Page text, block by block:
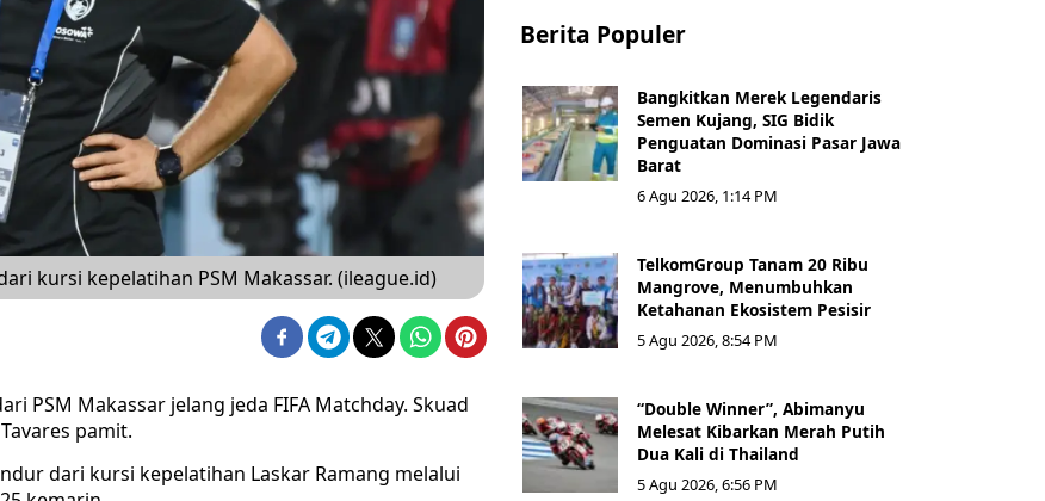
kursi kepelatihan PSM Makassar. (ileague.id)
PSM Makassar jelang jeda FIFA Matchday. Skuad
pamit.
dari kursi kepelatihan Laskar Ramang melalui
Berita Populer
Bangkitkan Merek Legendaris
Semen Kujang, SIG Bidik
Penguatan Dominasi Pasar Jawa
Barat
6 Agu 2026, 1:14 PM
TelkomGroup Tanam 20 Ribu
Mangrove, Menumbuhkan
Ketahanan Ekosistem Pesisir
5 Agu 2026, 8:54 PM
“Double Winner”, Abimanyu
Melesat Kibarkan Merah Putih
Dua Kali di Thailand
5 Agu 2026, 6:56 PM